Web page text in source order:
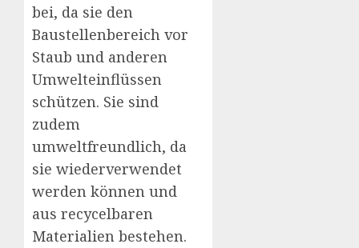
bei, da sie den
Baustellenbereich vor
Staub und anderen
Umwelteinflüssen
schützen. Sie sind
zudem
umweltfreundlich, da
sie wiederverwendet
werden können und
aus recycelbaren
Materialien bestehen.